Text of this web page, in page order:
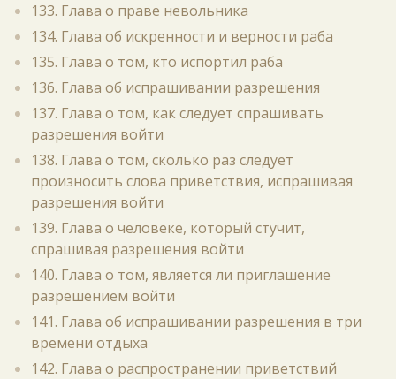
133. Глава о праве невольника
134. Глава об искренности и верности раба
135. Глава о том, кто испортил раба
136. Глава об испрашивании разрешения
137. Глава о том, как следует спрашивать
разрешения войти
138. Глава о том, сколько раз следует
произносить слова приветствия, испрашивая
разрешения войти
139. Глава о человеке, который стучит,
спрашивая разрешения войти
140. Глава о том, является ли приглашение
разрешением войти
141. Глава об испрашивании разрешения в три
времени отдыха
142. Глава о распространении приветствий